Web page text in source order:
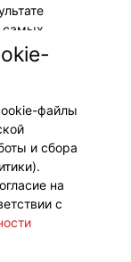
из 9
файлы
и сбора
на
с